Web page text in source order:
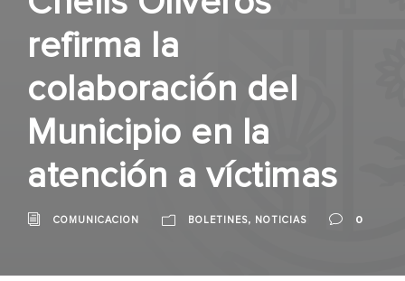
refirma la
colaboración del
Municipio en la
atención a víctimas
COMUNICACION BOLETINES, NOTICIAS 0